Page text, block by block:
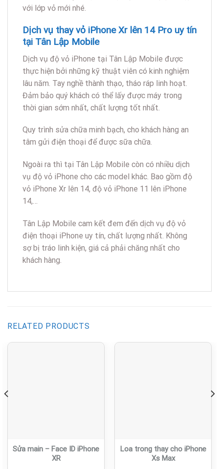
với lớp vỏ mới nhé.
Dịch vụ thay vỏ iPhone Xr lên 14 Pro uy tín
tại Tân Lập Mobile
Dịch vụ độ vỏ iPhone tại Tân Lập Mobile được
thực hiện bởi những kỹ thuật viên có kinh nghiệm
lâu năm. Tay nghề thành thạo, tháo ráp linh hoạt.
Đảm bảo quý khách có thể lấy được máy trong
thời gian sớm nhất, chất lượng tốt nhất.
Quy trình sửa chữa minh bạch, cho khách hàng an
tâm gửi điện thoại để được sữa chữa.
Ngoài ra thì tại Tân Lập Mobile còn có nhiều dịch
vụ độ vỏ iPhone cho các model khác. Bao gồm độ
vỏ iPhone Xr lên 14, độ vỏ iPhone 11 lên iPhone
14,…
Tân Lập Mobile cam kết đem đến dịch vụ độ vỏ
điện thoại iPhone uy tín, chất lượng nhất. Không
sợ bị tráo linh kiện, giá cả phải chăng nhất cho
khách hàng.
RELATED PRODUCTS
Sửa main – Face ID iPhone
XR
Loa trong thay cho iPhone
Xs Max